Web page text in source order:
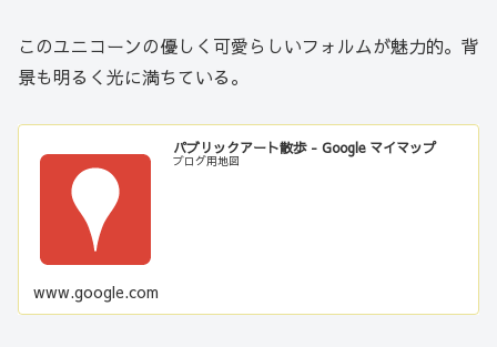
このユニコーンの優しく可愛らしいフォルムが魅力的。背
景も明るく光に満ちている。
パブリックアート散歩 - Google マイマップ
ブログ用地図
www.google.com